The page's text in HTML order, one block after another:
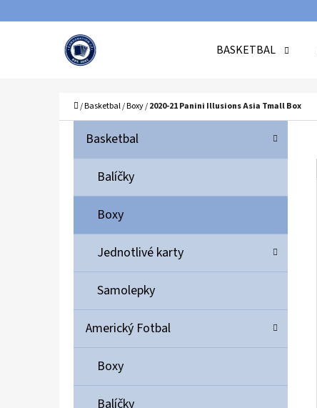
BASKETBAL
Domů
/Basketbal/Boxy/2020-21 Panini Illusions Asia Tmall Box
Přeskočit
kategorie
K
T
G
R
E
Basketbal
Balíčky
Boxy
Jednotlivé karty
Samolepky
Americký Fotbal
Boxy
Balíčky
Zpět
Zpět
ULTIMATE GUARD MAGNETIC CARD CASE 35PT